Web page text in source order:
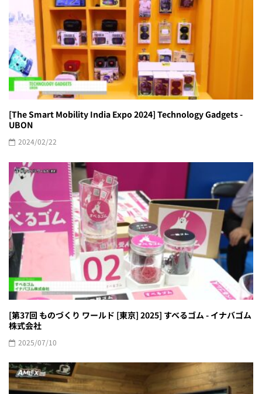
[The Smart Mobility India Expo 2024] Technology Gadgets -
UBON
2024/02/22
[第37回 ものづくり ワールド [東京] 2025] すべるゴム - イナバゴム
株式会社
2025/07/10